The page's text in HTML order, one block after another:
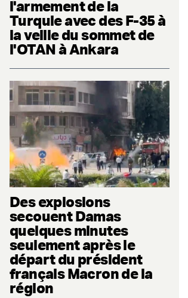
l'armement de la
Turquie avec des F-35 à
la veille du sommet de
l'OTAN à Ankara
Des explosions
secouent Damas
quelques minutes
seulement après le
départ du président
français Macron de la
région